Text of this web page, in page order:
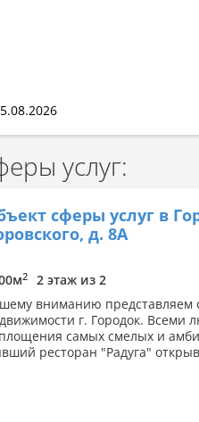
услуг:
сферы услуг в
д. 8А
2
2 этаж из 2
вниманию представляем
г. Городок. Всеми
самых смелых и
ресторан "Радуга"